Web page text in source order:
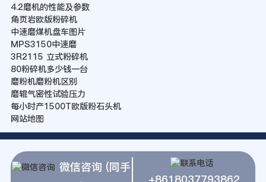
4.2磨机的性能及参数
角页岩欧版粉碎机
中速磨煤机盘车图片
MPS3150中速磨
3R2115 立式粉碎机
80粉碎机多少钱一台
磨粉机磨粉机区别
磨辊气密性试验压力
每小时产1500T欧版粉石头机
网站地图
微信咨询 (同手